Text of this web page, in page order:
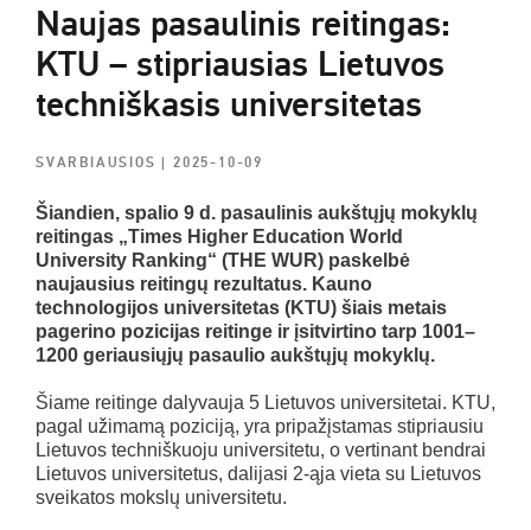
Naujas pasaulinis reitingas:
KTU – stipriausias Lietuvos
techniškasis universitetas
SVARBIAUSIOS| 2025-10-09
Šiandien, spalio 9 d. pasaulinis aukštųjų mokyklų
reitingas „Times Higher Education World
University Ranking“ (THE WUR) paskelbė
naujausius reitingų rezultatus. Kauno
technologijos universitetas (KTU) šiais metais
pagerino pozicijas reitinge ir įsitvirtino tarp 1001–
1200 geriausiųjų pasaulio aukštųjų mokyklų.
Šiame reitinge dalyvauja 5 Lietuvos universitetai. KTU,
pagal užimamą poziciją, yra pripažįstamas stipriausiu
Lietuvos techniškuoju universitetu, o vertinant bendrai
Lietuvos universitetus, dalijasi 2-ąja vieta su Lietuvos
sveikatos mokslų universitetu.